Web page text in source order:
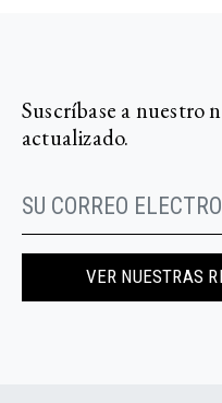
Suscríbase a nuestro
actualizado.
VER NUESTRAS